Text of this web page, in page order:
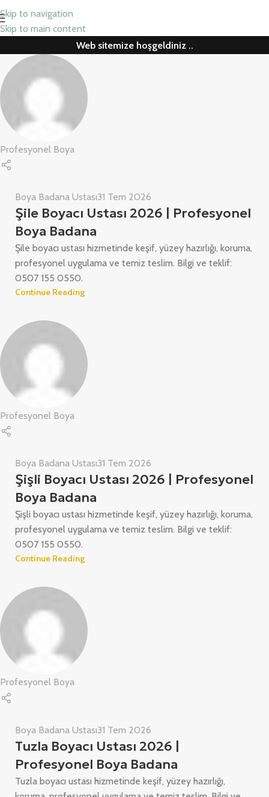
Skip to navigation
Skip to main content
Web sitemize hoşgeldiniz ..
Profesyonel Boya
Boya Badana Ustası31 Tem 2026
Şile Boyacı Ustası 2026 | Profesyonel
Boya Badana
Şile boyacı ustası hizmetinde keşif, yüzey hazırlığı, koruma,
profesyonel uygulama ve temiz teslim. Bilgi ve teklif:
0507 155 0550.
Continue Reading
Profesyonel Boya
Boya Badana Ustası31 Tem 2026
Şişli Boyacı Ustası 2026 | Profesyonel
Boya Badana
Şişli boyacı ustası hizmetinde keşif, yüzey hazırlığı, koruma,
profesyonel uygulama ve temiz teslim. Bilgi ve teklif:
0507 155 0550.
Continue Reading
Profesyonel Boya
Boya Badana Ustası31 Tem 2026
Tuzla Boyacı Ustası 2026 |
Profesyonel Boya Badana
Tuzla boyacı ustası hizmetinde keşif, yüzey hazırlığı,